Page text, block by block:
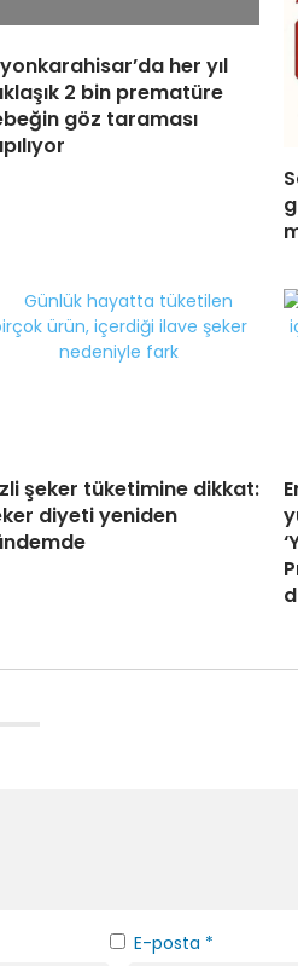
her yıl
2 bin prematüre
göz taraması
şeker tüketimine dikkat:
diyeti yeniden
E-posta *